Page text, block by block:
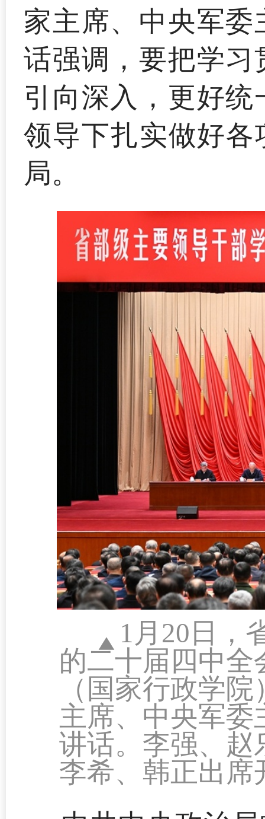
家主席、中央军
话强调，要把学
引向深入，更好
领导下扎实做好各
局。
1月20日，
的二十届四中
（国家行政学
主席、中央军
讲话。李强、赵
李希、韩正出席